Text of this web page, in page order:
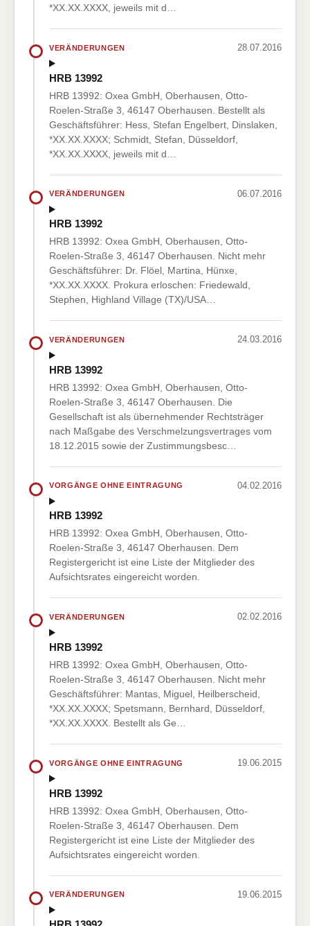
*XX.XX.XXXX, jeweils mit d…
VERÄNDERUNGEN 28.07.2016
HRB 13992
HRB 13992: Oxea GmbH, Oberhausen, Otto-
Roelen-Straße 3, 46147 Oberhausen. Bestellt als
Geschäftsführer: Hess, Stefan Engelbert, Dinslaken,
*XX.XX.XXXX; Schmidt, Stefan, Düsseldorf,
*XX.XX.XXXX, jeweils mit d…
VERÄNDERUNGEN 06.07.2016
HRB 13992
HRB 13992: Oxea GmbH, Oberhausen, Otto-
Roelen-Straße 3, 46147 Oberhausen. Nicht mehr
Geschäftsführer: Dr. Flöel, Martina, Hünxe,
*XX.XX.XXXX. Prokura erloschen: Friedewald,
Stephen, Highland Village (TX)/USA…
VERÄNDERUNGEN 24.03.2016
HRB 13992
HRB 13992: Oxea GmbH, Oberhausen, Otto-
Roelen-Straße 3, 46147 Oberhausen. Die
Gesellschaft ist als übernehmender Rechtsträger
nach Maßgabe des Verschmelzungsvertrages vom
18.12.2015 sowie der Zustimmungsbesc…
VORGÄNGE OHNE EINTRAGUNG 04.02.2016
HRB 13992
HRB 13992: Oxea GmbH, Oberhausen, Otto-
Roelen-Straße 3, 46147 Oberhausen. Dem
Registergericht ist eine Liste der Mitglieder des
Aufsichtsrates eingereicht worden.
VERÄNDERUNGEN 02.02.2016
HRB 13992
HRB 13992: Oxea GmbH, Oberhausen, Otto-
Roelen-Straße 3, 46147 Oberhausen. Nicht mehr
Geschäftsführer: Mantas, Miguel, Heilberscheid,
*XX.XX.XXXX; Spetsmann, Bernhard, Düsseldorf,
*XX.XX.XXXX. Bestellt als Ge…
VORGÄNGE OHNE EINTRAGUNG 19.06.2015
HRB 13992
HRB 13992: Oxea GmbH, Oberhausen, Otto-
Roelen-Straße 3, 46147 Oberhausen. Dem
Registergericht ist eine Liste der Mitglieder des
Aufsichtsrates eingereicht worden.
VERÄNDERUNGEN 19.06.2015